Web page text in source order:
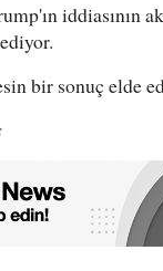
iddiasının
bir sonuç elde